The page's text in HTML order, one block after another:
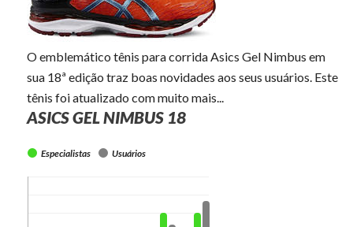
O emblemático tênis para corrida Asics Gel Nimbus em
sua 18ª edição traz boas novidades aos seus usuários. Este
tênis foi atualizado com muito mais...
ASICS GEL NIMBUS 18
Especialistas Usuários